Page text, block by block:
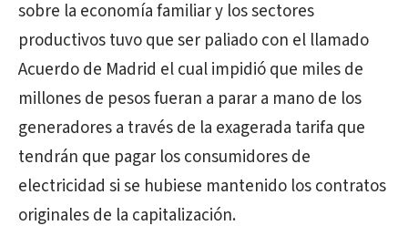
sobre la economía familiar y los sectores
productivos tuvo que ser paliado con el llamado
Acuerdo de Madrid el cual impidió que miles de
millones de pesos fueran a parar a mano de los
generadores a través de la exagerada tarifa que
tendrán que pagar los consumidores de
electricidad si se hubiese mantenido los contratos
originales de la capitalización.